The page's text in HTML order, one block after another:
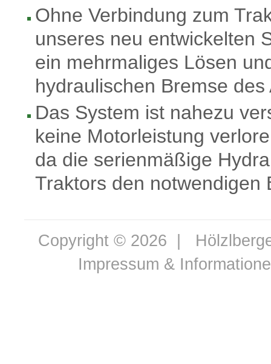
Ohne Verbindung zum
unseres neu entwickelten
ein mehrmaliges Lösen
hydraulischen Bremse
Das System ist nahezu
keine Motorleistung
da die serienmäßige
Traktors den notwendigen
Copyright © 2026 |
Impressum &